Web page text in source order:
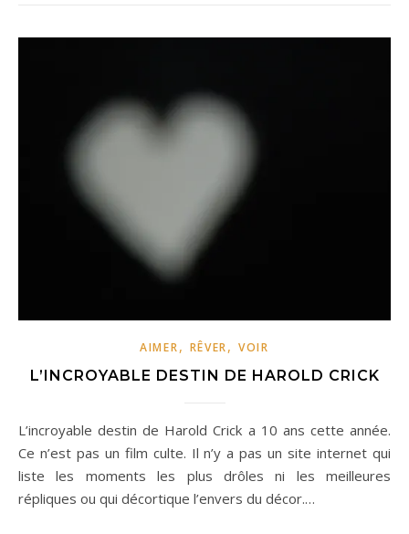
AIMER, RÊVER,VOIR
L’INCROYABLE DESTIN DE HAROLD CRICK
L’incroyable destin de Harold Crick a 10 ans cette année.
Ce n’est pas un film culte. Il n’y a pas un site internet qui
liste les moments les plus drôles ni les meilleures
répliques ou qui décortique l’envers du décor.…